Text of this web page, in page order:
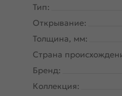
Тип:
Открывание:
Толщина, мм:
Страна
Бренд:
Коллекция: